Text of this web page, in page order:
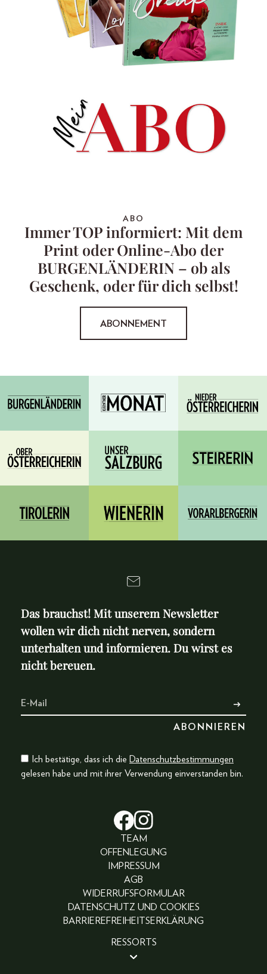
ABO
Immer TOP informiert: Mit dem
Print oder Online-Abo der
BURGENLÄNDERIN – ob als
Geschenk, oder für dich selbst!
ABONNEMENT
Das brauchst! Mit unserem Newsletter
wollen wir dich nicht nerven, sondern
unterhalten und informieren. Du wirst es
nicht bereuen.
Ich bestätige, dass ich die Datenschutzbestimmungen
gelesen habe und mit ihrer Verwendung einverstanden bin.
TEAM
OFFENLEGUNG
IMPRESSUM
AGB
WIDERRUFSFORMULAR
DATENSCHUTZ UND COOKIES
BARRIEREFREIHEITSERKLÄRUNG
RESSORTS